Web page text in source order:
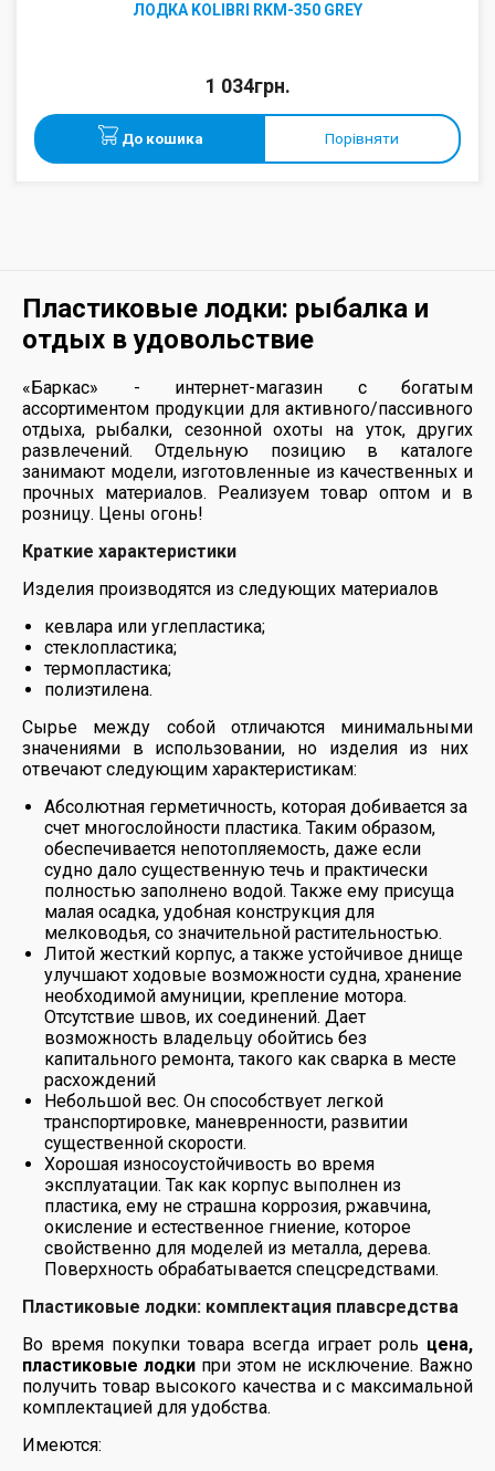
ЛОДКА KOLIBRI RKM-350 GREY
1 034грн.
До кошика Порівняти
Пластиковые лодки: рыбалка и
отдых в удовольствие
«Баркас» - интернет-магазин с богатым
ассортиментом продукции для активного/пассивного
отдыха, рыбалки, сезонной охоты на уток, других
развлечений. Отдельную позицию в каталоге
занимают модели, изготовленные из качественных и
прочных материалов. Реализуем товар оптом и в
розницу. Цены огонь!
Краткие характеристики
Изделия производятся из следующих материалов
кевлара или углепластика;
стеклопластика;
термопластика;
полиэтилена.
Сырье между собой отличаются минимальными
значениями в использовании, но изделия из них
отвечают следующим характеристикам:
Абсолютная герметичность, которая добивается за
счет многослойности пластика. Таким образом,
обеспечивается непотопляемость, даже если
судно дало существенную течь и практически
полностью заполнено водой. Также ему присуща
малая осадка, удобная конструкция для
мелководья, со значительной растительностью.
Литой жесткий корпус, а также устойчивое днище
улучшают ходовые возможности судна, хранение
необходимой амуниции, крепление мотора.
Отсутствие швов, их соединений. Дает
возможность владельцу обойтись без
капитального ремонта, такого как сварка в месте
расхождений
Небольшой вес. Он способствует легкой
транспортировке, маневренности, развитии
существенной скорости.
Хорошая износоустойчивость во время
эксплуатации. Так как корпус выполнен из
пластика, ему не страшна коррозия, ржавчина,
окисление и естественное гниение, которое
свойственно для моделей из металла, дерева.
Поверхность обрабатывается спецсредствами.
Пластиковые лодки: комплектация плавсредства
Во время покупки товара всегда играет роль цена,
пластиковые лодки при этом не исключение. Важно
получить товар высокого качества и с максимальной
комплектацией для удобства.
Имеются: